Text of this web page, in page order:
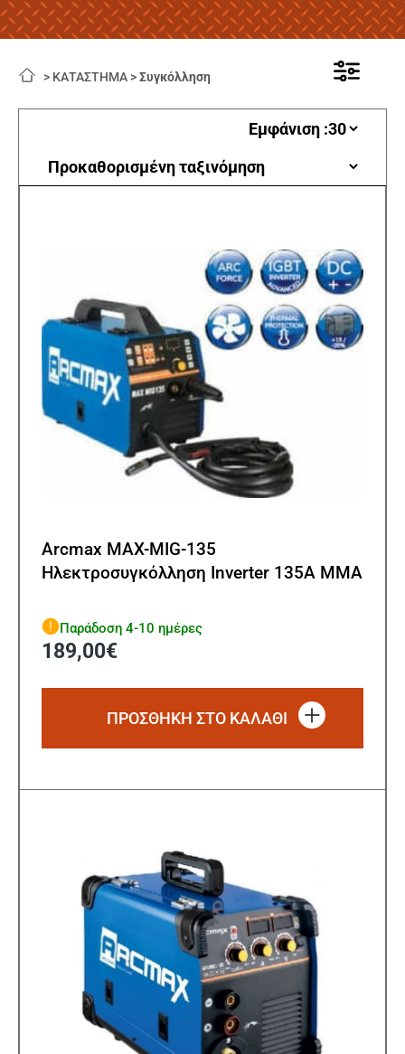
> ΚΑΤΑΣΤΗΜΑ >Συγκόλληση
Arcmax MAX-MIG-135
Ηλεκτροσυγκόλληση Inverter 135A MMA
Παράδοση 4-10 ημέρες
189,00€
ΠΡΟΣΘΗΚΗ ΣΤΟ ΚΑΛΑΘΙ